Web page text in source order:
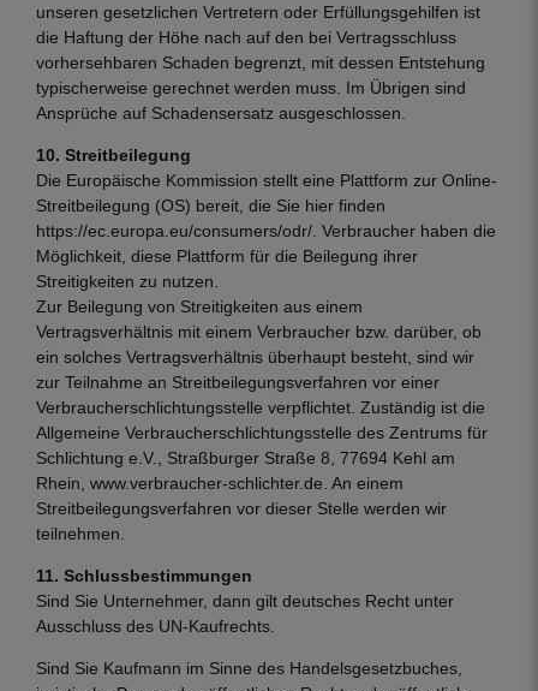
unseren gesetzlichen Vertretern oder Erfüllungsgehilfen ist
die Haftung der Höhe nach auf den bei Vertragsschluss
vorhersehbaren Schaden begrenzt, mit dessen Entstehung
typischerweise gerechnet werden muss. Im Übrigen sind
Ansprüche auf Schadensersatz ausgeschlossen.
10. Streitbeilegung
Die Europäische Kommission stellt eine Plattform zur Online-
Streitbeilegung (OS) bereit, die Sie hier finden
https://ec.europa.eu/consumers/odr/ . Verbraucher haben die
Möglichkeit, diese Plattform für die Beilegung ihrer
Streitigkeiten zu nutzen.
Zur Beilegung von Streitigkeiten aus einem
Vertragsverhältnis mit einem Verbraucher bzw. darüber, ob
ein solches Vertragsverhältnis überhaupt besteht, sind wir
zur Teilnahme an Streitbeilegungsverfahren vor einer
Verbraucherschlichtungsstelle verpflichtet. Zuständig ist die
Allgemeine Verbraucherschlichtungsstelle des Zentrums für
Schlichtung e.V., Straßburger Straße 8, 77694 Kehl am
Rhein, www.verbraucher-schlichter.de . An einem
Streitbeilegungsverfahren vor dieser Stelle werden wir
teilnehmen.
11. Schlussbestimmungen
Sind Sie Unternehmer, dann gilt deutsches Recht unter
Ausschluss des UN-Kaufrechts.
Sind Sie Kaufmann im Sinne des Handelsgesetzbuches,